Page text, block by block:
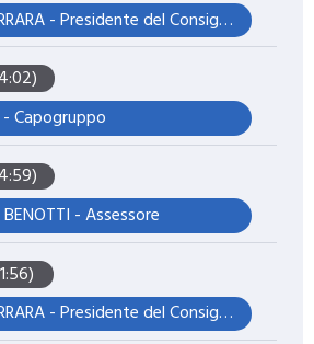
Massimo CARRARA - Presidente del Consiglio
- Capogruppo
- Assessore
Massimo CARRARA - Presidente del Consiglio